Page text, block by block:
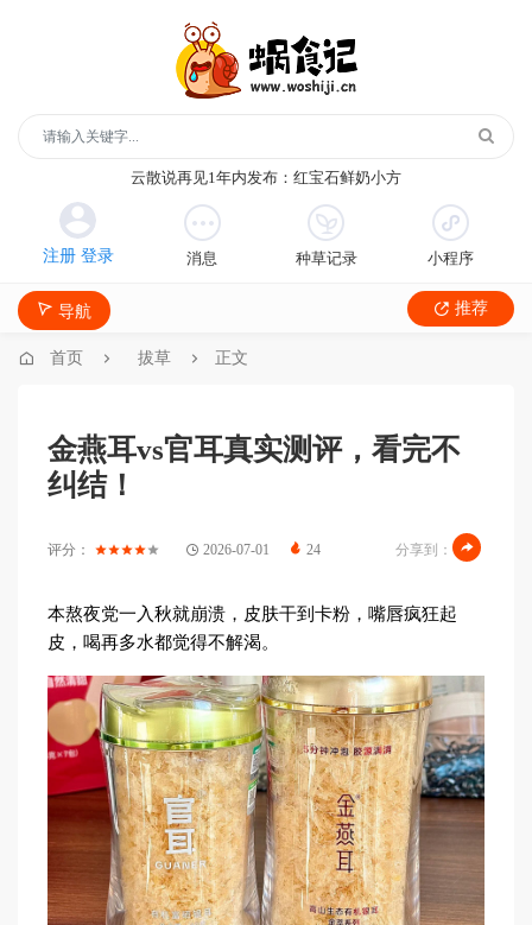
云散说再见1年内发布：红宝石鲜奶小方
月季1年内发布：森永松饼粉
月季1年内发布：绿柳居青团
遥望1年内发布：石屏包浆豆腐
月季1年内发布：森永松饼粉
消息 种草记录 小程序
导航 推荐
首页 拔草 正文
金燕耳vs官耳真实测评，看完不
纠结！
评分： 2026-07-01 24 分享到：
本熬夜党一入秋就崩溃，皮肤干到卡粉，嘴唇疯狂起
皮，喝再多水都觉得不解渴。